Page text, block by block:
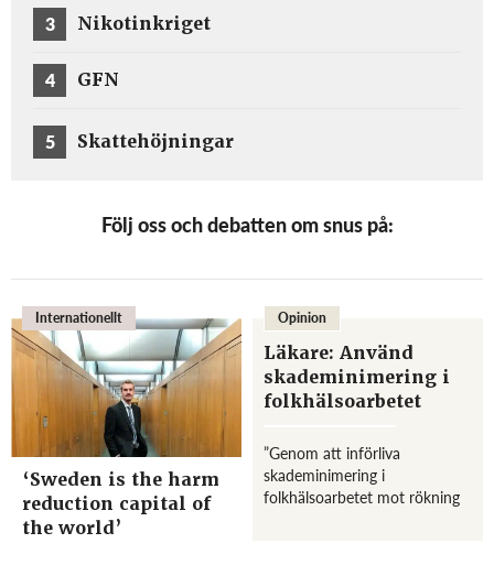
3 Nikotinkriget
4 GFN
5 Skattehöjningar
Följ oss och debatten om snus på:
Internationellt
‘Sweden is the harm
reduction capital of
the world’
Opinion
Läkare: Använd
skademinimering i
folkhälsoarbetet
”Genom att införliva
skademinimering i
folkhälsoarbetet mot rökning